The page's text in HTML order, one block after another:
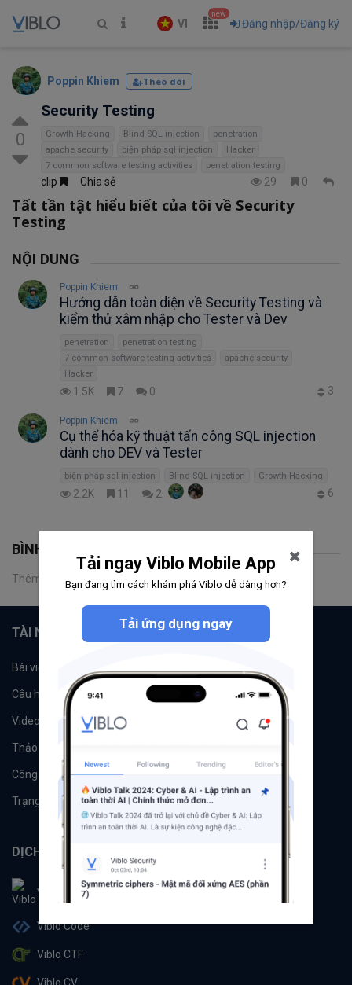
VI
new
Đăng nhập/Đăng ký
Poppin Khiem Theo dõi
0
Security Testing
Growth Hacking Blind SQL injection
penetration
apache security
biện pháp sql injection
Hacker
7 common software testing activities
penetration testing
clip Chia sẻ 29 0
Tất tần tật hiểu biết của tôi về Security
Testing
NỘI DUNG
Poppin Khiem
Hướng dẫn toàn diện về Security Testing và
kiểm thử xâm nhập cho Tester và Dev
penetration
penetration testing
7 common software testing activities
apache security
Hacker
1.5K 7 0 3
Poppin Khiem
Cụ thể hóa kỹ thuật tấn công SQL injection
dành cho DEV và Tester
biện pháp sql injection Blind SQL injection Growth Hacking
2.2K 11 2 6
BÌNH LUẬN
Thêm một bình luận
TÀI NGUYÊN
Bài viết
Câu hỏi Tags
Videos
Thảo luận
Công cụ
Trạng thái hệ thống
DỊCH VỤ
Viblo
Viblo Code
Viblo CTF
Tải ngay Viblo Mobile App
Bạn đang tìm cách khám phá Viblo dễ dàng hơn?
Tải ứng dụng ngay